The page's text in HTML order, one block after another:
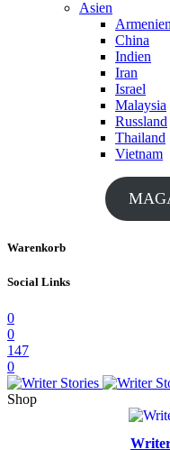
Asien
Armenien
China
Indien
Iran
Israel
Malaysia
Russland
Thailand
Vietnam
Warenkorb
Social Links
0
0
147
0
Shop
Writer